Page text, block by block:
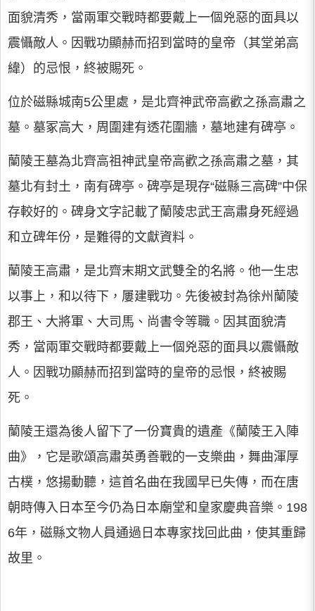
面貌清秀，當兩軍交戰時都要戴上一個兇惡的面具以
震懾敵人。因戰功顯赫而招到當時的皇帝（其堂弟高
緯）的忌恨，終被賜死。
位於磁縣城南5公里處，是北齊神武帝高歡之孫高肅之
墓。墓冢高大，周圍建有透花圍牆，墓地建有碑亭。
蘭陵王墓為北齊高祖神武皇帝高歡之孫高肅之墓，其
墓北有封土，南有碑亭。碑亭是現存“磁縣三高碑”中保
存較好的。碑身文字記載了蘭陵忠武王高肅身死經過
和立碑年份，是難得的文獻資料。
蘭陵王高肅，是北齊末期文武雙全的名將。他一生忠
以事上，和以待下，屢建戰功。先後被封為徐州蘭陵
郡王、大將軍、大司馬、尚書令等職。因其面貌清
秀，當兩軍交戰時都要戴上一個兇惡的面具以震懾敵
人。因戰功顯赫而招到當時的皇帝的忌恨，終被賜
死。
蘭陵王還為後人留下了一份寶貴的遺產《蘭陵王入陣
曲》，它是歌頌高肅英勇善戰的一支樂曲，舞曲渾厚
古樸，悠揚動聽，這首名曲在我國早已失傳，而在唐
朝時傳入日本至今仍為日本廟堂和皇家慶典音樂。198
6年，磁縣文物人員通過日本專家找回此曲，使其重歸
故里。